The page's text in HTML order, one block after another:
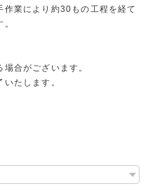
業により約30もの工程を経て
合がございます。
たします。